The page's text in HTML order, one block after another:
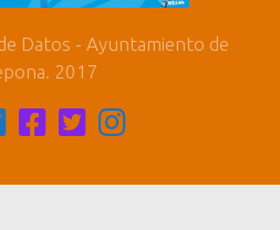
Datos - Ayuntamiento de
2017